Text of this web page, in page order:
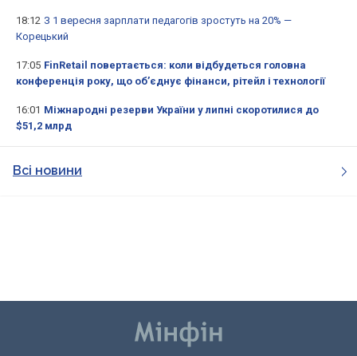
18:12 З 1 вересня зарплати педагогів зростуть на 20% —
Корецький
17:05 FinRetail повертається: коли відбудеться головна
конференція року, що об’єднує фінанси, рітейл і технології
16:01 Міжнародні резерви України у липні скоротилися до
$51,2 млрд
Всі новини